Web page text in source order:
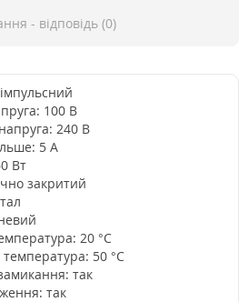
- відповідь (0)
100 В
240 В
5 А
Вт
закритий
20 °C
50 °C
так
так